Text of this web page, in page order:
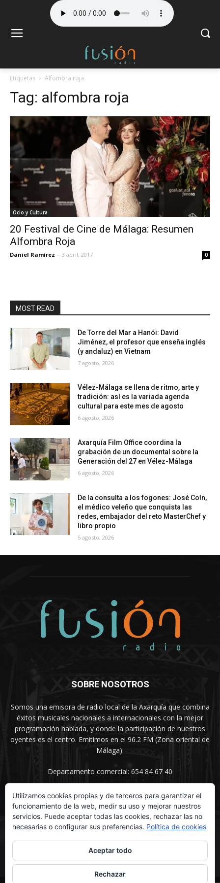
Etiquetas Alfombra roja
Tag: alfombra roja
Ocio y Cultura
20 Festival de Cine de Málaga: Resumen
Alfombra Roja
Daniel Ramírez - 3 abril, 2017 0
MOST READ
De Torre del Mar a Hanói: David
Jiménez, el profesor que enseña inglés
(y andaluz) en Vietnam
7 agosto, 2026
Vélez-Málaga se llena de ritmo, arte y
tradición: así es la variada agenda
cultural para este mes de agosto
6 agosto, 2026
Axarquía Film Office coordina la
grabación de un documental sobre la
Generación del 27 en Vélez-Málaga
6 agosto, 2026
De la consulta a los fogones: José Coín,
el médico veleño que conquista las
redes, embajador del reto MasterChef y
libro propio
5 agosto, 2026
SOBRE NOSOTROS
Somos una emisora de radio local de la Axarquía que combina
éxitos musicales nacionales a internacionales con la mejor
programación hablada, y donde la participación de nuestros
oyentes es el centro. Emitimos en el 96.2 FM (Zona oriental de
Málaga).
Departamento comercial: 654 84 67 40
SÍGUENOS
Utilizamos cookies propias y de terceros para garantizar el
funcionamiento de la web, medir su uso y mejorar nuestros
servicios. Puede aceptar todas las cookies, rechazar las no
necesarias o configurar sus preferencias. Política de cookies
Aceptar todo
Rechazar